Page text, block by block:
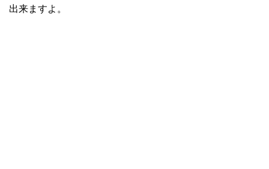
出来ますよ。